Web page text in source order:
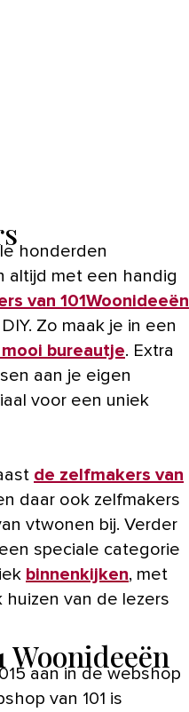
altijd met een handig
van 101Woonideeën
Zo maak je in een
bureautje. Extra
aan je eigen
voor een uniek
de zelfmakers van
daar ook zelfmakers
vtwonen bij. Verder
speciale categorie
binnenkijken, met
van de lezers
Woonideeën
aan in de webshop
van 101 is